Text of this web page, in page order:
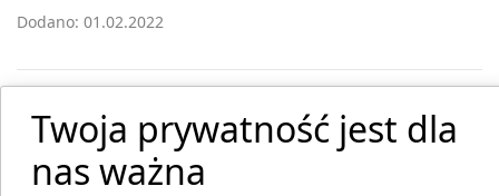
Dodano: 01.02.2022
Twoja prywatność jest dla
nas ważna